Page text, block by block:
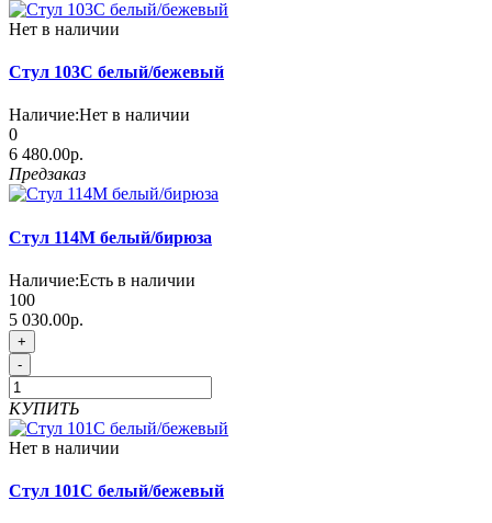
Нет в наличии
Стул 103С белый/бежевый
Наличие:Нет в наличии
0
6 480.00р.
Предзаказ
Стул 114М белый/бирюза
Наличие:Есть в наличии
100
5 030.00р.
+
-
КУПИТЬ
Нет в наличии
Стул 101С белый/бежевый